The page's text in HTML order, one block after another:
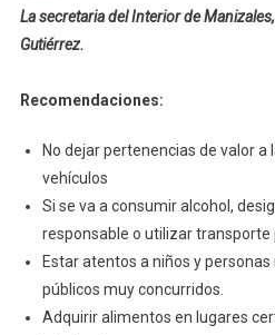
La secretaria del Interior de
Gutiérrez.
Recomendaciones:
No dejar pertenencias de valor a
vehículos
Si se va a consumir alcohol,
responsable o utilizar transporte
Estar atentos a niños y
públicos muy concurridos.
Adquirir alimentos en lugares